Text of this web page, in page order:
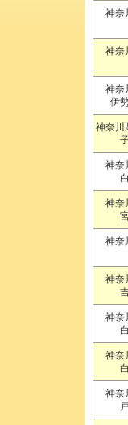
神奈
神奈
神奈
伊
神奈川
神奈
神奈
神奈
神奈
神奈
神奈
神奈